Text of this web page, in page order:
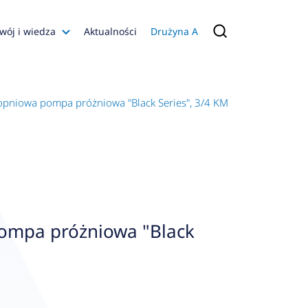
i wiedza
Konfiguratory
Aktualności Drużyna A
pompa próżniowa "Black Series", 3/4 KM
próżniowa "Black